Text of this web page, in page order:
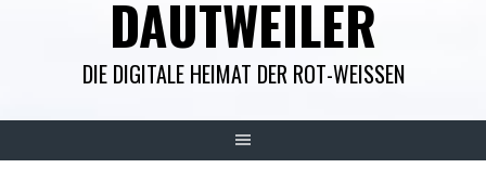
DAUTWEILER
DIE DIGITALE HEIMAT DER ROT-WEISSEN